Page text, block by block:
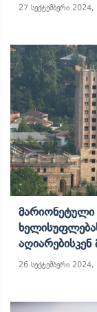
27 სექტემბერი
Მარიონეტული
26 სექტემბერი